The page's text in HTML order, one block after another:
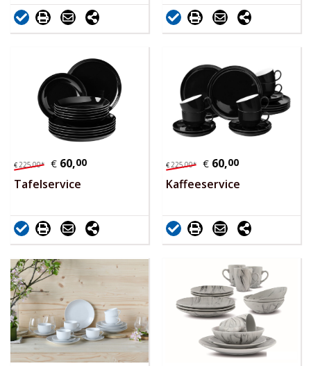
€225,00* € 60,00
Tafelservice
€225,00* € 60,00
Kaffeeservice